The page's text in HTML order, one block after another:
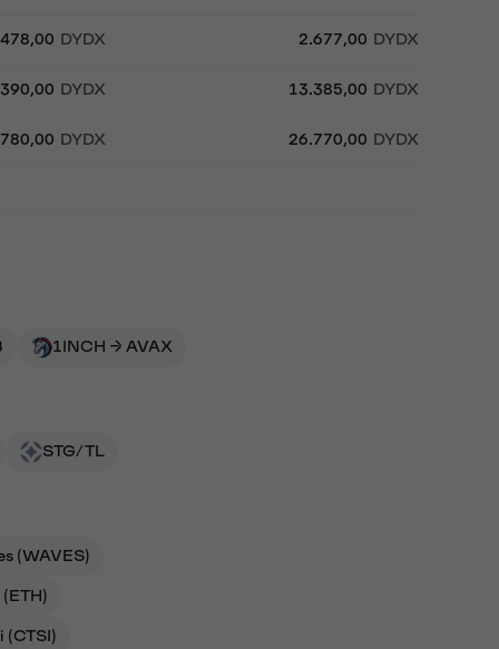
478,00 DYDX 2.677,00 DYDX
DYDX 13.385,00 DYDX
DYDX 26.770,00 DYDX
1INCH → AVAX
STG/TL
(WAVES)
(CTSI)